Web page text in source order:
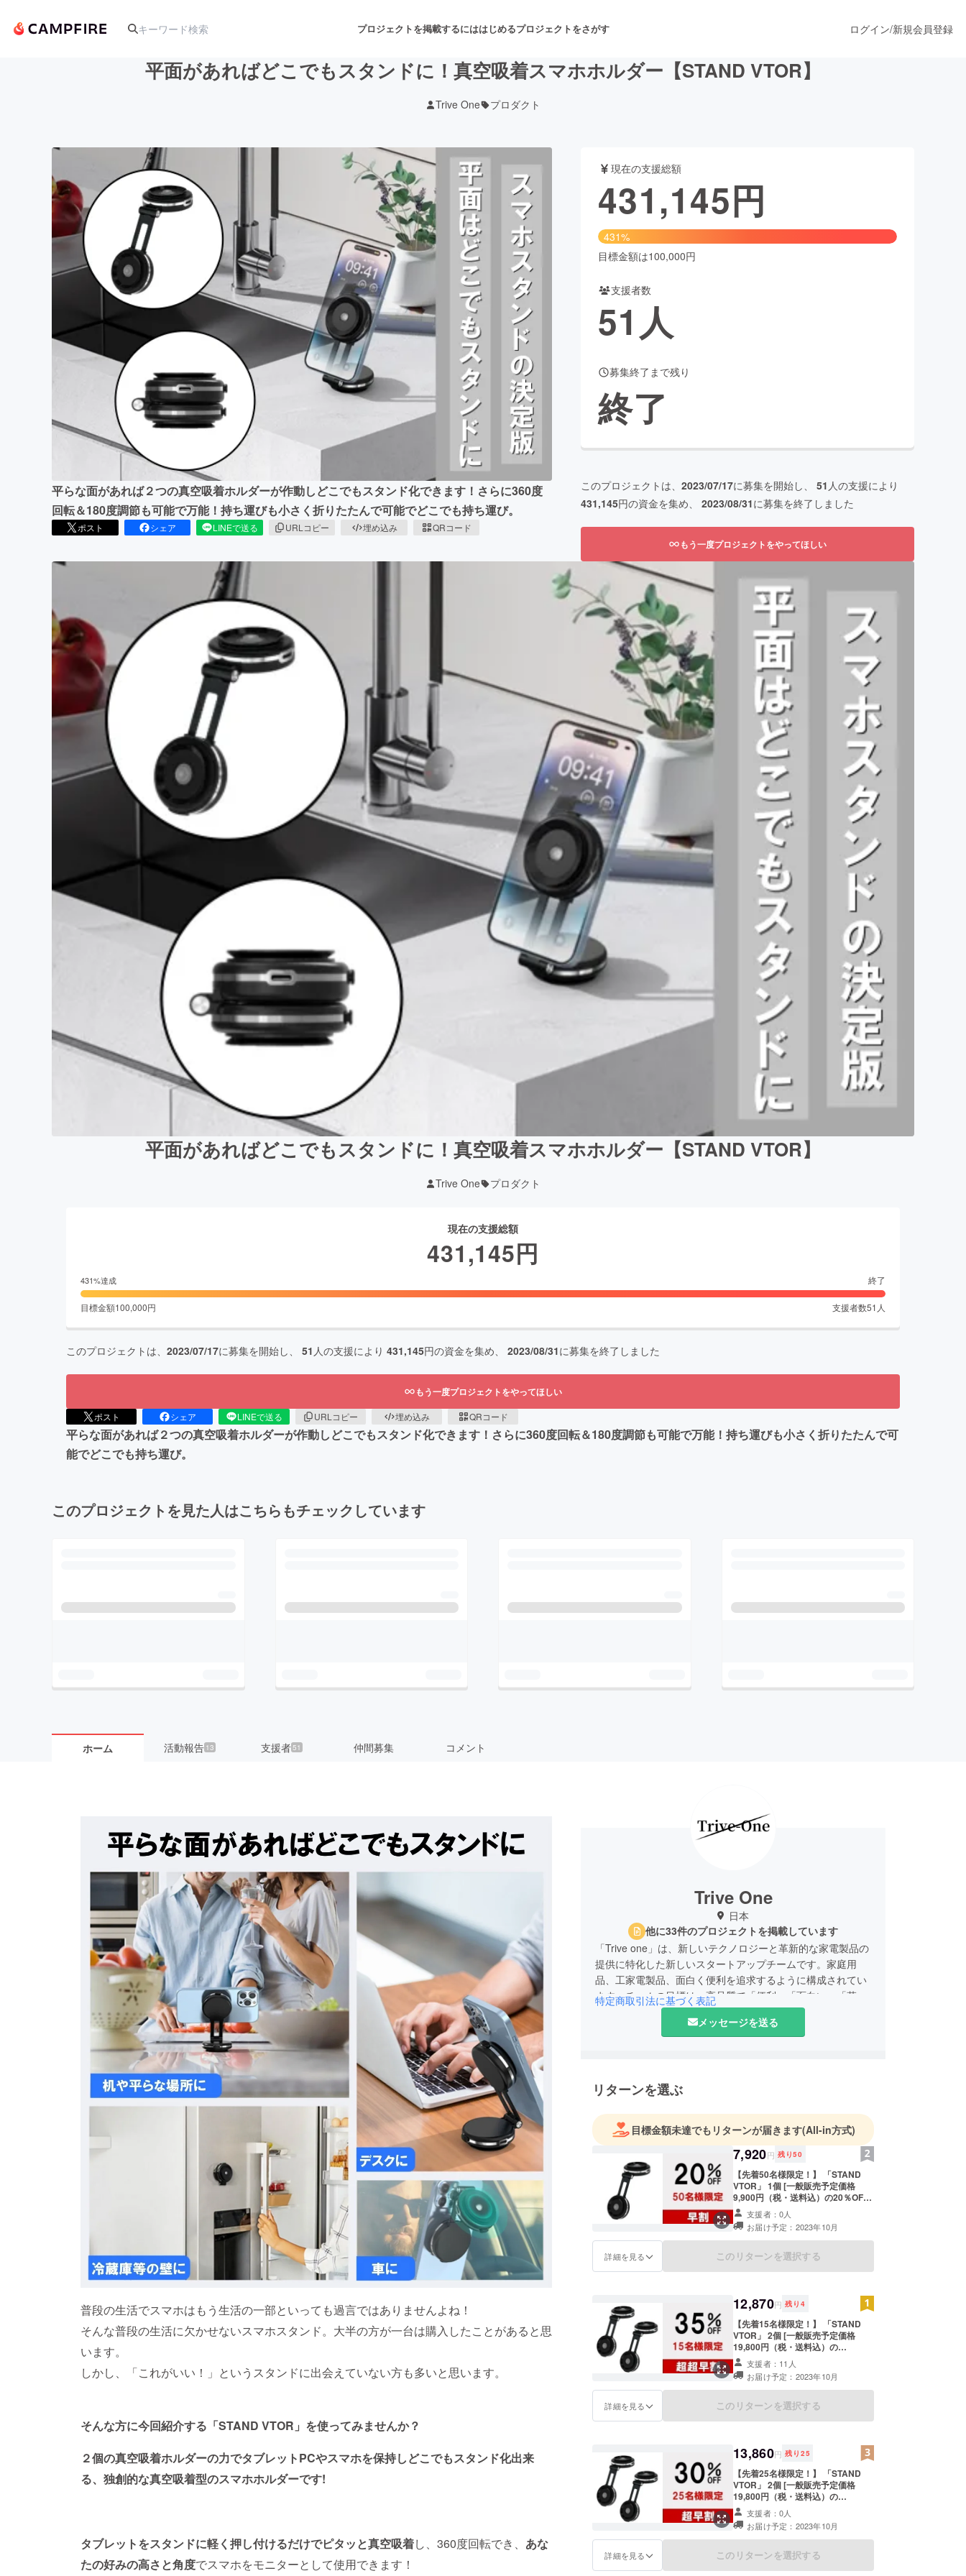
プロジェクトを掲載するにははじめるプロジェクトをさがす
アート・写真 音楽 舞台・パフォーマンス
テクノロジー・ガジェット ゲーム・サービス開発 ファッション
映像・映画 書籍・雑誌出版 アニメ・漫画
ビジネス・起業 チャレンジ ビューティー・ヘルスケア
まちづくり・地域活性化
CAMPFIRE for Social Good
CAMPFIRE Creation
CAMPFIREふるさと納税
machi-yaコミュニティ
ログイン/新規会員登録
平面があればどこでもスタンドに！真空吸着スマホホルダー【STAND VTOR】
Trive One プロダクト
平らな面があれば２つの真空吸着ホルダーが作動しどこでもスタンド化できます！さらに360度
回転＆180度調節も可能で万能！持ち運びも小さく折りたたんで可能でどこでも持ち運び。
ポスト シェア LINEで送る URLコピー 埋め込み QRコード
現在の支援総額
431,145円
431%
目標金額は100,000円
支援者数
51 人
募集終了まで残り
終了
このプロジェクトは、 2023/07/17に募集を開始し、 51 人の支援により
431,145円の資金を集め、 2023/08/31に募集を終了しました
もう一度プロジェクトをやってほしい
平面があればどこでもスタンドに！真空吸着スマホホルダー【STAND VTOR】
Trive One プロダクト
現在の支援総額
431,145円
431%達成 終了
目標金額100,000円 支援者数51 人
このプロジェクトは、 2023/07/17に募集を開始し、 51 人の支援により 431,145円の資金を集め、 2023/08/31に募集を終了しました
もう一度プロジェクトをやってほしい
ポスト シェア LINEで送る URLコピー 埋め込み QRコード
平らな面があれば２つの真空吸着ホルダーが作動しどこでもスタンド化できます！さらに360度回転＆180度調節も可能で万能！持ち運びも小さく折りたたんで可
能でどこでも持ち運び。
このプロジェクトを見た人はこちらもチェックしています
ホーム 活動報告 13 支援者51 仲間募集 コメント
普段の生活でスマホはもう生活の一部といっても過言ではありませんよね！
そんな普段の生活に欠かせないスマホスタンド。大半の方が一台は購入したことがあると思
います。
しかし、「これがいい！」というスタンドに出会えていない方も多いと思います。
そんな方に今回紹介する「STAND VTOR」を使ってみませんか？
２個の真空吸着ホルダーの力でタブレットPCやスマホを保持しどこでもスタンド化出来
る、独創的な真空吸着型のスマホホルダーです!
タブレットをスタンドに軽く押し付けるだけでピタッと真空吸着し、360度回転でき、 あな
たの好みの高さと角度でスマホをモニターとして使用できます！
Trive One
日本
他に33件のプロジェクトを掲載しています
「Trive one」は、新しいテクノロジーと革新的な家電製品の
提供に特化した新しいスタートアップチームです。家庭用
品、工家電製品、面白く便利を追求するように構成されてい
ます。チームの目標は、高品質で「便利」「面白い」「革新
的」をお客様の手にをモットーに運営しております。是非私
たちの商品をお楽しみください
特定商取引法に基づく表記
メッセージを送る
リターンを選ぶ
目標金額未達でもリターンが届きます(All-in方式)
7,920円 残り50
【先着50名様限定！】 「STAND
VTOR」 1個 [一般販売予定価格
9,900円（税・送料込）の20％OFF]
【送料について】 商品代金には、ご
自宅までの送料も含まれておりま
す。 【その他注意事項】 ※本プロ
ジェクトを通して想定を上回るご支
援をいただき、現在進めている環境
す。
支援者：0人
お届け予定：2023年10月
詳細を見る このリターンを選択する
12,870円 残り 4
【先着15名様限定！】 「STAND
VTOR」 2個 [一般販売予定価格
19,800円（税・送料込）の
35％OFF] 【送料について】 商品代
金には、ご自宅までの送料も含まれ
ております。 【その他注意事項】 ※
本プロジェクトを通して想定を上回
るご支援をいただき、現在進めてい
います。
支援者：11人
お届け予定：2023年10月
詳細を見る このリターンを選択する
13,860円 残り 25
【先着25名様限定！】 「STAND
VTOR」 2個 [一般販売予定価格
19,800円（税・送料込）の
30％OFF] 【送料について】 商品代
金には、ご自宅までの送料も含まれ
ております。 【その他注意事項】 ※
本プロジェクトを通して想定を上回
るご支援をいただき、現在進めてい
支援者：0人
お届け予定：2023年10月
詳細を見る このリターンを選択する